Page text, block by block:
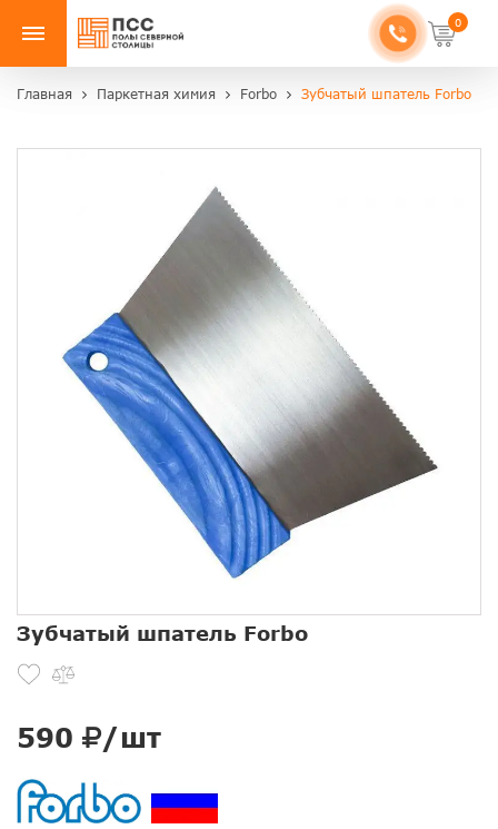
0
Главная Паркетная химия Forbo Зубчатый шпатель Forbo
Зубчатый шпатель Forbo
590 /шт